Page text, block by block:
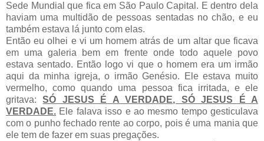
Sede Mundial que fica em São Paulo Capital. E dentro dela
haviam uma multidão de pessoas sentadas no chão, e eu
também estava lá junto com elas.
Então eu olhei e vi um homem atrás de um altar que ficava
em uma galeria bem em frente onde todo aquele povo
estava sentado. Então logo vi que o homem era um irmão
aqui da minha igreja, o irmão Genésio. Ele estava muito
vermelho, como quando uma pessoa fica irritada, e ele
gritava:SÓ JESUS É A VERDADE, SÓ JESUS É A
VERDADE. Ele falava isso e ao mesmo tempo gesticulava
com o punho fechado rente ao corpo, pois é uma mania que
ele tem de fazer em suas pregações.